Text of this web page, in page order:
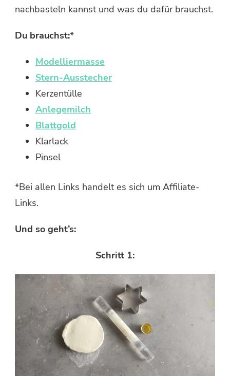
nachbasteln kannst und was du dafür brauchst.
Du brauchst:*
Modelliermasse
Stern-Ausstecher
Kerzentülle
Anlegemilch
Blattgold
Klarlack
Pinsel
*Bei allen Links handelt es sich um Affiliate-
Links.
Und so geht’s:
Schritt 1: